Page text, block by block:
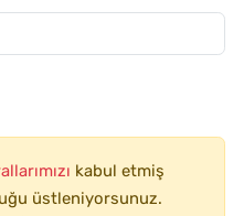
kabul etmiş
üstleniyorsunuz.